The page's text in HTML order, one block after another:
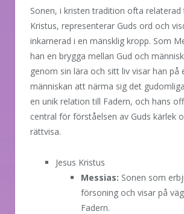
Sonen, i kristen tradition ofta relaterad
Kristus, representerar Guds ord och
inkarnerad i en mänsklig kropp. Som
han en brygga mellan Gud och
genom sin lära och sitt liv visar han på
människan att närma sig det
en unik relation till Fadern, och hans
central för förståelsen av Guds kärlek
rättvisa.
Jesus Kristus
Messias: Sonen som
försoning och visar på
Fadern.